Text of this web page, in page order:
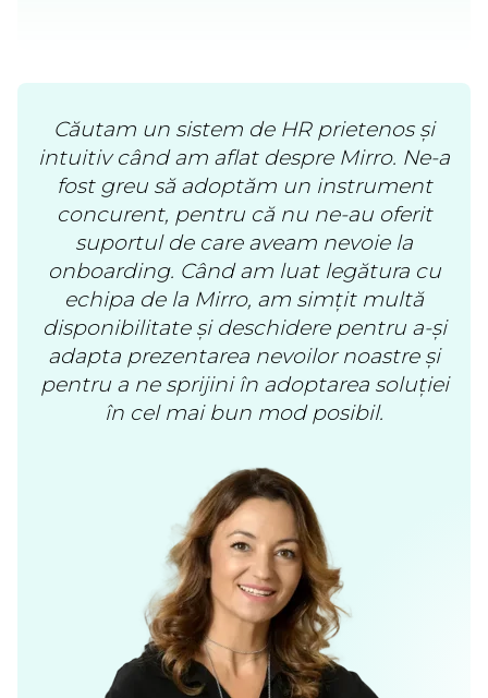
Căutam un sistem de HR prietenos și
intuitiv când am aflat despre Mirro. Ne-a
fost greu să adoptăm un instrument
concurent, pentru că nu ne-au oferit
suportul de care aveam nevoie la
onboarding. Când am luat legătura cu
echipa de la Mirro, am simțit multă
disponibilitate și deschidere pentru a-și
adapta prezentarea nevoilor noastre și
pentru a ne sprijini în adoptarea soluției
în cel mai bun mod posibil.